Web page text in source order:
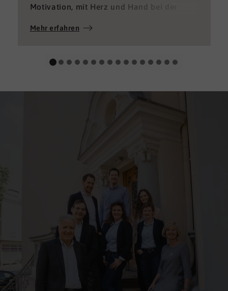
Motivation, mit Herz und Hand bei der
„Job“ machen und von denen, die – aus
Mehr erfahren